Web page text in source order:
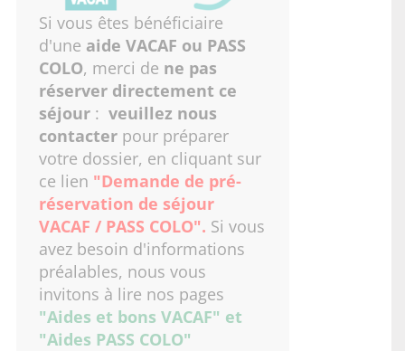
Si vous êtes bénéficiaire
d'une aide VACAF ou PASS
COLO, merci de ne pas
réserver directement ce
séjour :veuillez nous
contacter pour préparer
votre dossier, en cliquant sur
ce lien "Demande de pré-
réservation de séjour
VACAF / PASS COLO". Si vous
avez besoin d'informations
préalables, nous vous
invitons à lire nos pages
"Aides et bons VACAF" et
"Aides PASS COLO"